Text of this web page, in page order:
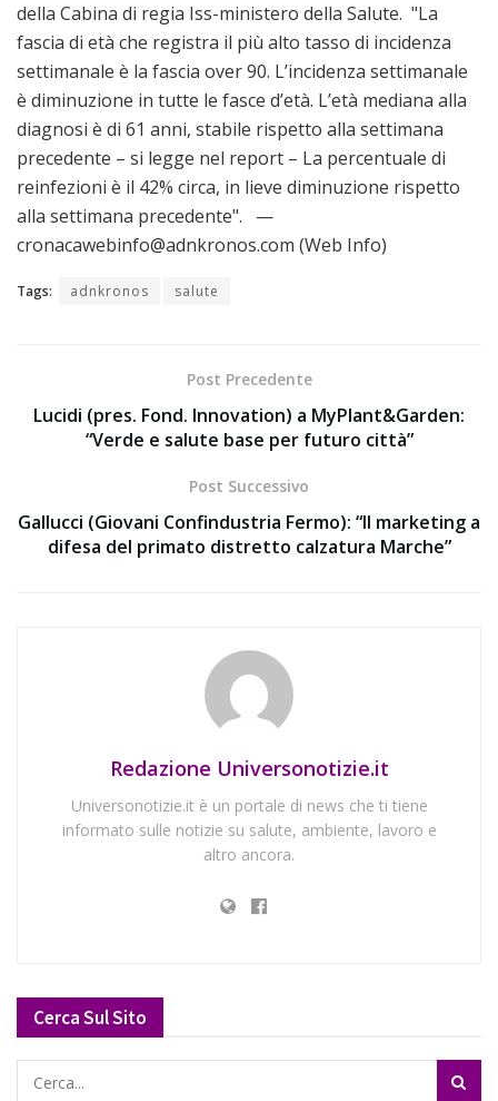
della Cabina di regia Iss-ministero della Salute. "La
fascia di età che registra il più alto tasso di incidenza
settimanale è la fascia over 90. L’incidenza settimanale
è diminuzione in tutte le fasce d’età. L’età mediana alla
diagnosi è di 61 anni, stabile rispetto alla settimana
precedente – si legge nel report – La percentuale di
reinfezioni è il 42% circa, in lieve diminuzione rispetto
alla settimana precedente". —
cronacawebinfo@adnkronos.com (Web Info)
Tags: adnkronos salute
Post Precedente
Lucidi (pres. Fond. Innovation) a MyPlant&Garden:
“Verde e salute base per futuro città”
Post Successivo
Gallucci (Giovani Confindustria Fermo): “Il marketing a
difesa del primato distretto calzatura Marche”
Redazione Universonotizie.it
Universonotizie.it è un portale di news che ti tiene
informato sulle notizie su salute, ambiente, lavoro e
altro ancora.
Cerca Sul Sito